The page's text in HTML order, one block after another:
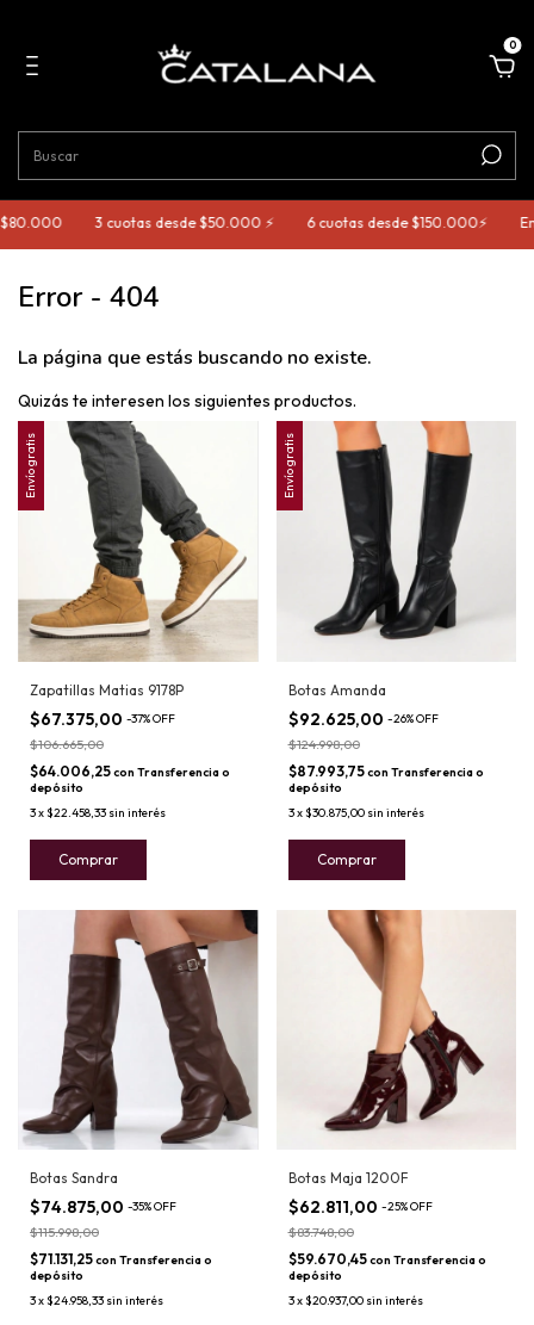
0
3 cuotas desde $50.000 ⚡️ 6 cuotas desde $150.000⚡️
Error - 404
La página que estás buscando no existe.
Quizás te interesen los siguientes productos.
Envío gratis
Zapatillas Matias 9178P
$67.375,00 -37%OFF
$106.665,00
$64.006,25con Transferencia o
depósito
3x$22.458,33 sin interés
Comprar
Envío gratis
Botas Amanda
$92.625,00 -26%OFF
$124.998,00
$87.993,75con Transferencia o
depósito
3x$30.875,00 sin interés
Comprar
Botas Sandra
$74.875,00 -35%OFF
$115.998,00
$71.131,25con Transferencia o
depósito
3x$24.958,33 sin interés
Botas Maja 1200F
$62.811,00 -25%OFF
$83.748,00
$59.670,45con Transferencia o
depósito
3x$20.937,00 sin interés